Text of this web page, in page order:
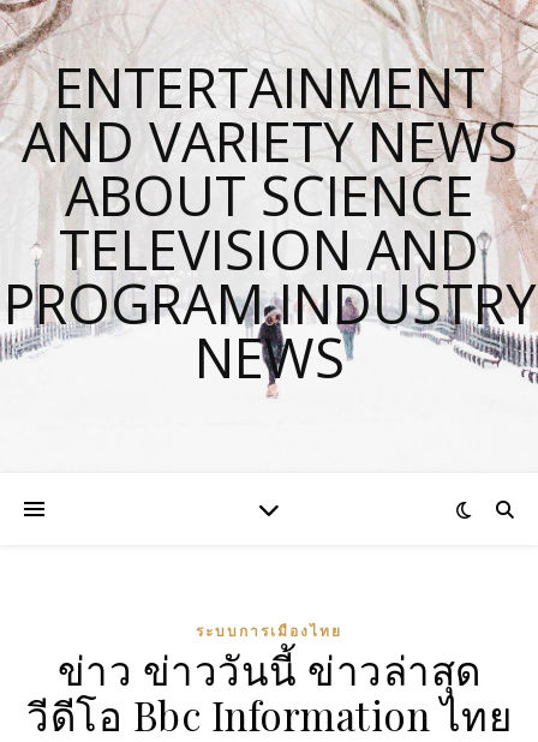
ENTERTAINMENT
AND VARIETY NEWS
ABOUT SCIENCE
TELEVISION AND
PROGRAM INDUSTRY
NEWS
ระบบการเมืองไทย
ข่าว ข่าววันนี้ ข่าวล่าสุด
วีดีโอ Bbc Information ไทย